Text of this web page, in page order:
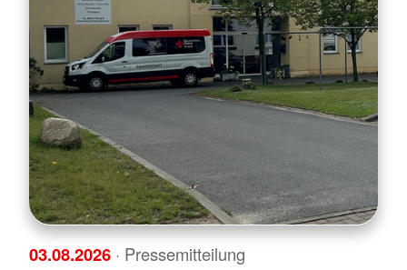
03.08.2026 · Pressemitteilung